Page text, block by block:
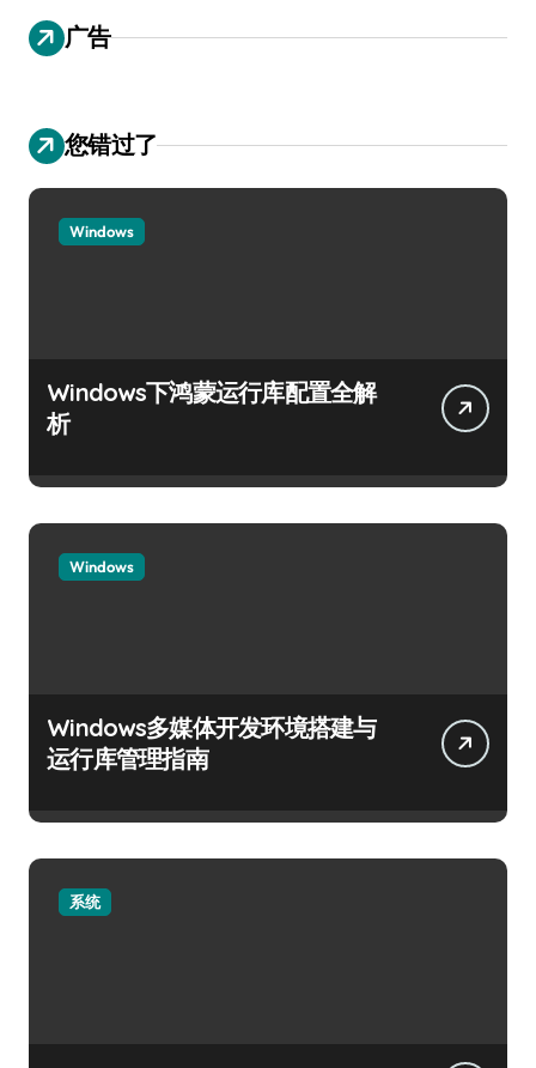
广告
您错过了
Windows
Windows下鸿蒙运行库配置全解
析
Windows
Windows多媒体开发环境搭建与
运行库管理指南
系统